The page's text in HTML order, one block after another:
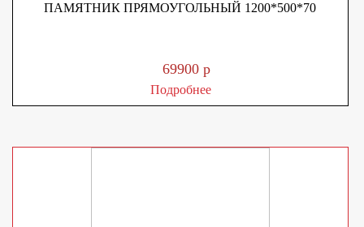
ПАМЯТНИК ПРЯМОУГОЛЬНЫЙ 1200*500*70
69900 р
Подробнее